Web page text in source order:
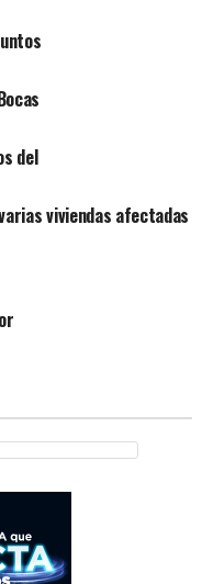
del
viviendas afectadas